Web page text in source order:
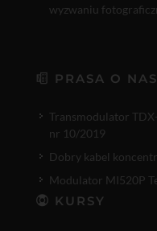
wyzwaniu
PRASA O NAS
Transmodulator
nr 10/2019
Dobry kabel
Modulator MI520P
KURSY